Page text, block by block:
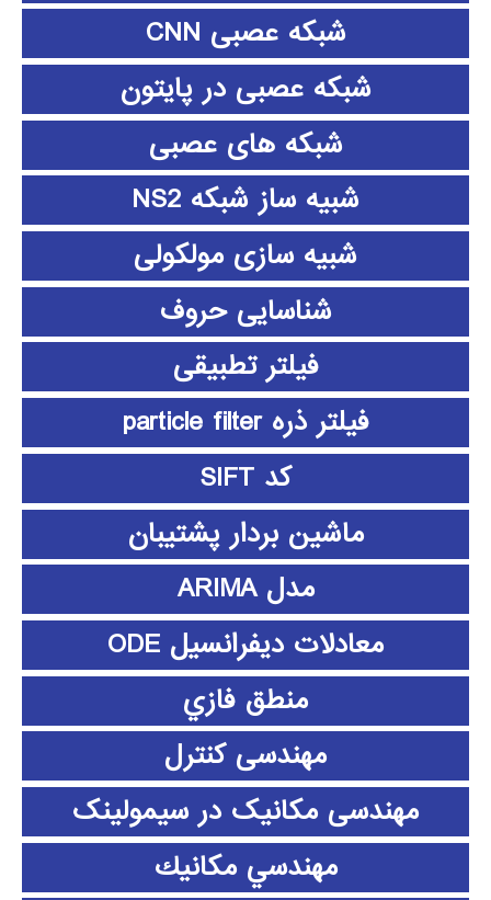
شبکه عصبی CNN
شبکه عصبی در پایتون
شبکه های عصبی
شبیه ساز شبکه NS2
شبیه سازی مولکولی
شناسایی حروف
فیلتر تطبیقی
فیلتر ذره particle filter
کد SIFT
ماشین بردار پشتیبان
مدل ARIMA
معادلات دیفرانسیل ODE
منطق فازي
مهندسی کنترل
مهندسی مکانیک در سیمولینک
مهندسي مكانيك